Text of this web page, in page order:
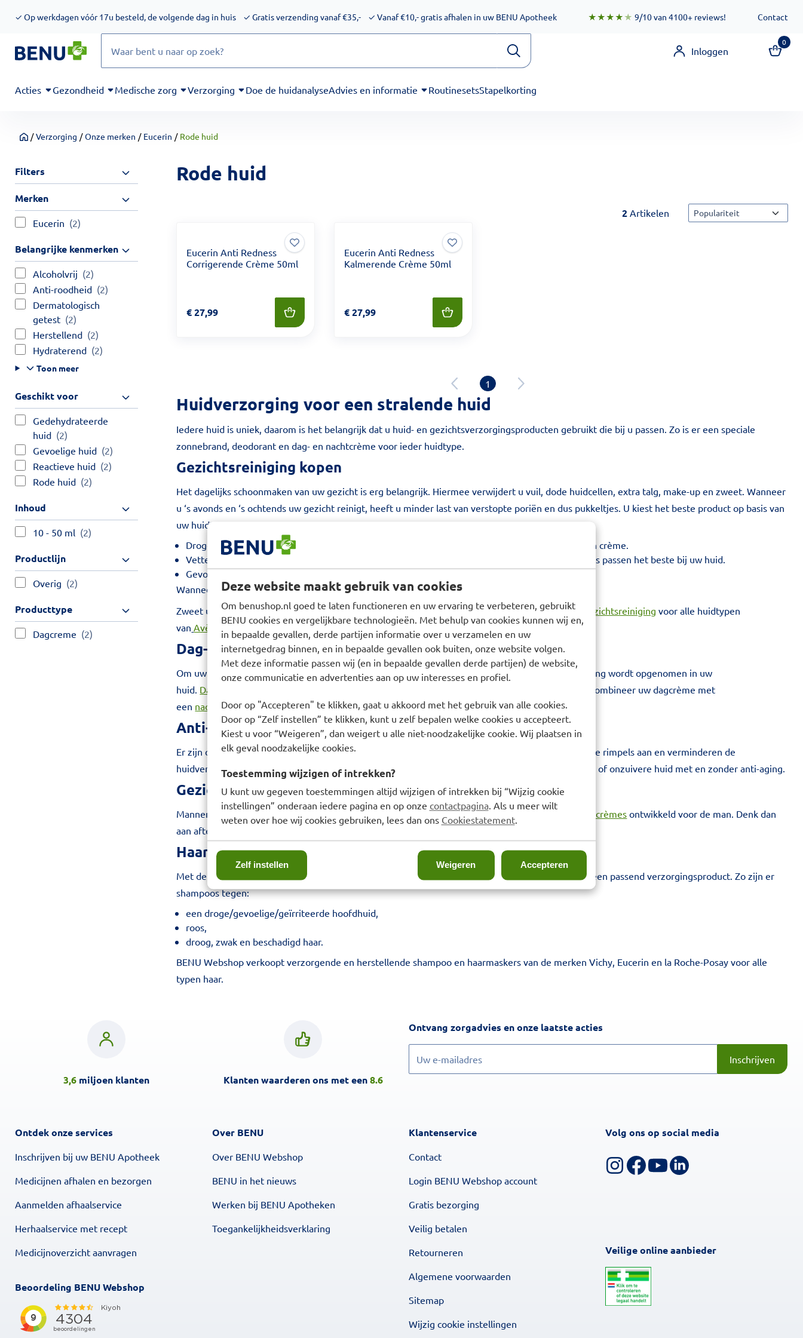
Deze website maakt gebruik van cookies
Om benushop.nl goed te laten functioneren en uw ervaring te verbeteren, gebruikt
BENU cookies en vergelijkbare technologieën. Met behulp van cookies kunnen wij en,
in bepaalde gevallen, derde partijen informatie over u verzamelen en uw
internetgedrag binnen, en in bepaalde gevallen ook buiten, onze website volgen.
Met deze informatie passen wij (en in bepaalde gevallen derde partijen) de website,
onze communicatie en advertenties aan op uw interesses en profiel.
Door op "Accepteren" te klikken, gaat u akkoord met het gebruik van alle cookies.
Door op “Zelf instellen” te klikken, kunt u zelf bepalen welke cookies u accepteert.
Kiest u voor “Weigeren”, dan weigert u alle niet-noodzakelijke cookie. Wij plaatsen in
elk geval noodzakelijke cookies.
Toestemming wijzigen of intrekken?
U kunt uw gegeven toestemmingen altijd wijzigen of intrekken bij “Wijzig cookie
instellingen” onderaan iedere pagina en op onze contactpagina. Als u meer wilt
weten over hoe wij cookies gebruiken, lees dan ons Cookiestatement.
Zelf instellen Weigeren Accepteren
✓ Op werkdagen vóór 17u besteld, de volgende dag in huis ✓ Gratis verzending vanaf €35,- ✓ Vanaf €10,- gratis afhalen in uw BENU Apotheek ★★★★ ★ 9/10 van 4100+ reviews! Contact
Inloggen
0
Acties Gezondheid Medische zorg Verzorging Doe de huidanalyseAdvies en informatie RoutinesetsStapelkorting
Home
/ Verzorging / Onze merken / Eucerin / Rode huid
Filters
Merken
Eucerin (2)
Belangrijke kenmerken
Alcoholvrij (2)
Anti-roodheid (2)
Dermatologisch
getest (2)
Herstellend (2)
Hydraterend (2)
Toon meer
Geschikt voor
Gedehydrateerde
huid (2)
Gevoelige huid (2)
Reactieve huid (2)
Rode huid (2)
Inhoud
10 - 50 ml (2)
Productlijn
Overig (2)
Producttype
Dagcreme (2)
Rode huid
2Artikelen Sorteermethode
Eucerin Anti Redness
Corrigerende Crème 50ml
Prijs: € 27,99
€27,99
Eucerin Anti Redness
Kalmerende Crème 50ml
Prijs: € 27,99
€27,99
1
Huidverzorging voor een stralende huid
Iedere huid is uniek, daarom is het belangrijk dat u huid- en gezichtsverzorgingsproducten gebruikt die bij u passen. Zo is er een speciale
zonnebrand, deodorant en dag- en nachtcrème voor ieder huidtype.
Gezichtsreiniging kopen
Het dagelijks schoonmaken van uw gezicht is erg belangrijk. Hiermee verwijdert u vuil, dode huidcellen, extra talg, make-up en zweet. Wanneer
u ‘s avonds en ‘s ochtends uw gezicht reinigt, heeft u minder last van verstopte poriën en dus pukkeltjes. U kiest het beste product op basis van
uw huidtype:
Droge huid: vermijd reinigingsmiddelen met hoog alcoholgehalte. Gebruik middelen op basis van crème.
Vette of glimmende huid: kies een reiniger met een lage pH-waarde. Schuimende of gel reinigers passen het beste bij uw huid.
Gevoelige huid: kies een basisreiniger zonder geurstoffen en extra toevoegingen.
Wanneer u veel make-up draagt, kies dan een reiniger die make-up verwijdert.
Zweet u veel? Zoek dan een product dat verstopte poriën tegen gaat. BENU Webshop verkoopt
gezichtsreiniging voor alle huidtypen
van Avène ,La Roche-Posay, Eucerinen Vichy.
Dag- en nachtcrème kopen
Om uw gezicht na het reinigen extra te verzorgen, kunt u crème gebruiken. Deze gezichtsverzorging wordt opgenomen in uw
huid. Dagcrèmes
houden uw huid overdag in balans en zorgen dat uw huid goed verzorgd wordt. Combineer uw dagcrème met
een nachtcrèmedie uw huid tijdens de nacht herstelt, hydrateert en verzorgt.
Anti-aging crème
Er zijn ook speciale dag- en nachtcrèmes voor iedere leeftijd.
pakken beginnende rimpels aan en verminderen de
huidveroudering. BENU Webshop verkoopt dag- en nachtcrèmes voor een droge, vette, vochtarme of onzuivere huid met en zonder anti-aging.
Gezichtsverzorging voor mannen
Mannen hebben een ruwere huid en hebben daarom een andere verzorging nodig. Er zijn speciale crèmes ontwikkeld voor de man. Denk dan
aan aftershaves, anti-aging crèmes en herstellende crèmes.
Haarverzorging producten kopen
Met de juiste
en conditioner verzorgt u uw haar en hoofdhuid. Voor ieder haartype is er een passend verzorgingsproduct. Zo zijn er
shampoos tegen:
een droge/gevoelige/geïrriteerde hoofdhuid,
roos,
droog, zwak en beschadigd haar.
BENU Webshop verkoopt verzorgende en herstellende shampoo en haarmaskers van de merken Vichy, Eucerin en la Roche-Posay voor alle
typen haar.
3,6 miljoen klanten Klanten waarderen ons met een8.6
Ontvang zorgadvies en onze laatste actiesInschrijven
Inschrijven
Ontdek onze services
Inschrijven bij uw BENU Apotheek
Medicijnen afhalen en bezorgen
Aanmelden afhaalservice
Herhaalservice met recept
Medicijnoverzicht aanvragen
Beoordeling BENU Webshop
Over BENU
Over BENU Webshop
BENU in het nieuws
Werken bij BENU Apotheken
Toegankelijkheidsverklaring
Klantenservice
Contact
Login BENU Webshop account
Gratis bezorging
Veilig betalen
Retourneren
Algemene voorwaarden
Sitemap
Wijzig cookie instellingen
Volg ons op social media
Volg ons op Instagram
Volg ons op Facebook
Bekijk ons YouTube-kanaal
Veilige online aanbieder